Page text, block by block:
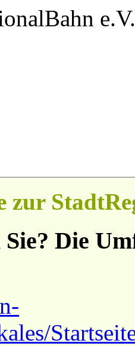
e.V.
zur
Die